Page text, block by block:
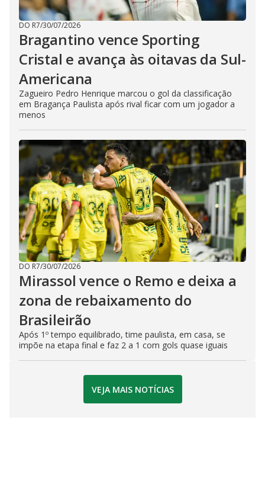
DO R7/30/07/2026
Bragantino vence Sporting
Cristal e avança às oitavas da Sul-
Americana
Zagueiro Pedro Henrique marcou o gol da classificação
em Bragança Paulista após rival ficar com um jogador a
menos
DO R7/30/07/2026
Mirassol vence o Remo e deixa a
zona de rebaixamento do
Brasileirão
Após 1º tempo equilibrado, time paulista, em casa, se
impõe na etapa final e faz 2 a 1 com gols quase iguais
VEJA MAIS NOTÍCIAS